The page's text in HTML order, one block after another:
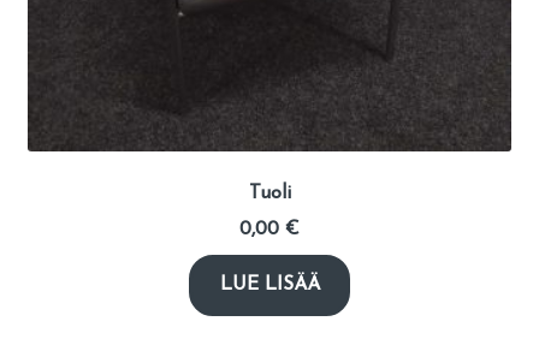
Tuoli
0,00 €
LUE LISÄÄ